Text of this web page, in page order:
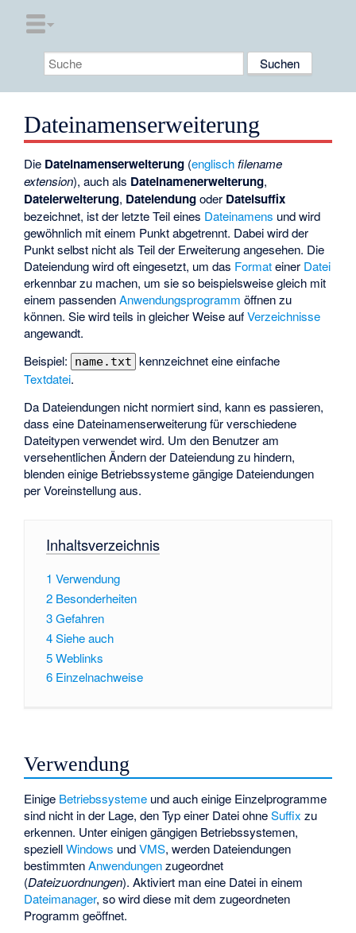
Dateinamenserweiterung
Die Dateinamenserweiterung (englisch filename
extension), auch als Dateinamenerweiterung,
Dateierweiterung, Dateiendungoder Dateisuffix
bezeichnet, ist der letzte Teil eines Dateinamens und wird
gewöhnlich mit einem Punkt abgetrennt. Dabei wird der
Punkt selbst nicht als Teil der Erweiterung angesehen. Die
Dateiendung wird oft eingesetzt, um das Formateiner Datei
erkennbar zu machen, um sie so beispielsweise gleich mit
einem passendenAnwendungsprogramm öffnen zu
können. Sie wird teils in gleicher Weise aufVerzeichnisse
angewandt.
Beispiel:
name.txt kennzeichnet eine einfache
Textdatei.
Da Dateiendungen nicht normiert sind, kann es passieren,
dass eine Dateinamenserweiterung für verschiedene
Dateitypen verwendet wird. Um den Benutzer am
versehentlichen Ändern der Dateiendung zu hindern,
blenden einige Betriebssysteme gängige Dateiendungen
per Voreinstellung aus.
Inhaltsverzeichnis
1 Verwendung
2 Besonderheiten
3Gefahren
4Siehe auch
5Weblinks
6 Einzelnachweise
Verwendung
Einige Betriebssysteme und auch einige Einzelprogramme
sind nicht in der Lage, den Typ einer Datei ohneSuffix zu
erkennen. Unter einigen gängigen Betriebssystemen,
speziellWindows undVMS, werden Dateiendungen
bestimmtenAnwendungenzugeordnet
(Dateizuordnungen). Aktiviert man eine Datei in einem
Dateimanager, so wird diese mit dem zugeordneten
Programm geöffnet.